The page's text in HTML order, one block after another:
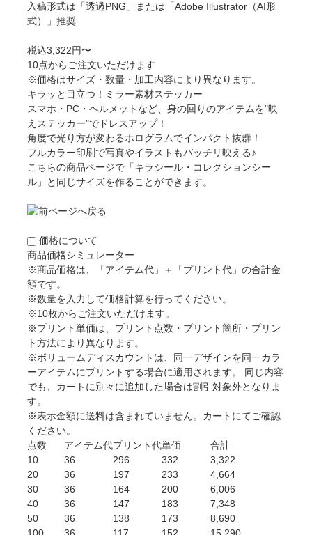
入稿形式は「透過PNG」または「Adobe Illustrator（AI形
式）」推奨
税込3,322円〜
10点からご注文いただけます
※価格はサイズ・数量・加工内容により異なります。
キラッと目立つ！ミラー素材ステッカー
スマホ・PC・ヘルメットなど、身の回りのアイテムを"映
えステッカー"でドレスアップ！
角度で光り方が変わるホログラムでインパクト抜群！
フルカラー印刷で写真やイラストもバッチリ映える♪
こちらの商品ページで「キラシール・コレクションシー
ル」と同じサイズを作ることができます。
価格について
商品価格シミュレーター
※商品価格は、「アイテム代」＋「プリント代」の合計金
額です。
※数量を入力して価格計算を行ってください。
※10枚からご注文いただけます。
※プリント単価は、プリント点数・プリント箇所・プリン
ト方法により異なります。
※ボリュームディスカウントは、同一デザインを同一カラ
ーアイテムにプリントする場合に適用されます。 同じ内容
でも、カートに別々に追加した場合は割引対象外となりま
す。
※表示金額に送料は含まれていません。カートにてご確認
ください。
点数
アイテム代プリント代単価
合計
10
36 296 332
3,322
20
36 197 233
4,664
30
36 164 200
6,006
40
36 147 183
7,348
50
36 138 173
8,690